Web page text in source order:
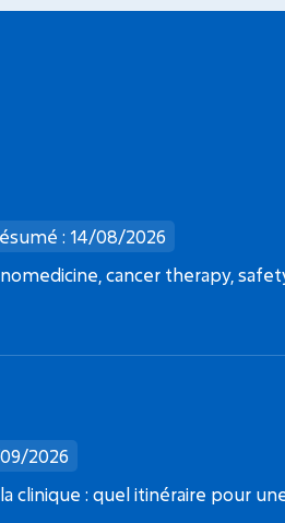
Date limite dépôt dossier
Projets Fondation ARC 2026
: 14/08/2026
cancer therapy,
2026
clinique : quel itinéraire pour